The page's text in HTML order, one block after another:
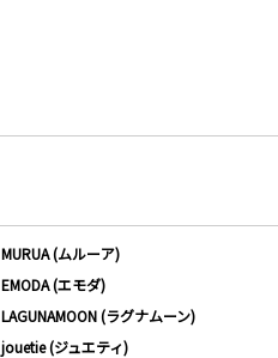
MURUA (ムルーア)
EMODA (エモダ)
LAGUNAMOON (ラグナムーン)
jouetie (ジュエティ)